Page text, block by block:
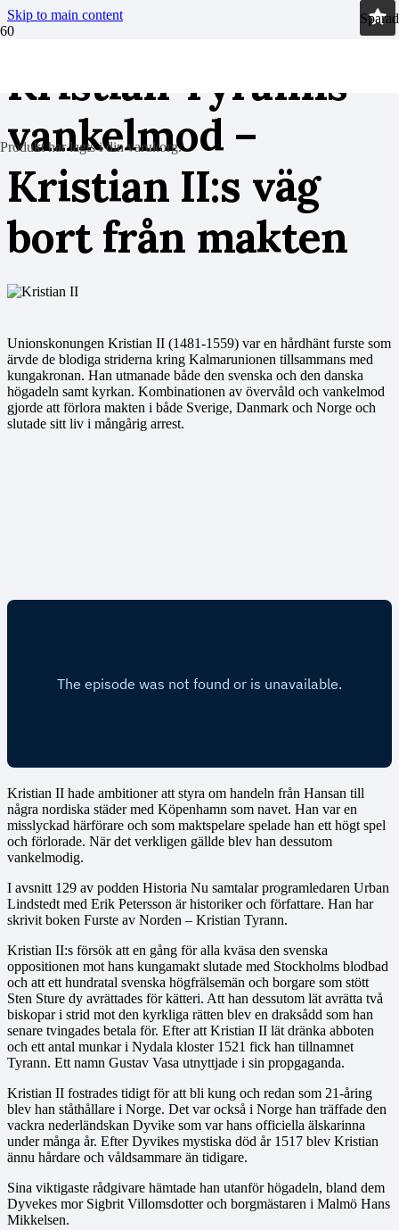
Skip to main content
Produkt har lagts i din varukorg.
Kristian Tyranns
vankelmod –
Kristian II:s väg
bort från makten
Unionskonungen Kristian II (1481-1559) var en hårdhänt furste som
ärvde de blodiga striderna kring Kalmarunionen tillsammans med
kungakronan. Han utmanade både den svenska och den danska
högadeln samt kyrkan. Kombinationen av övervåld och vankelmod
gjorde att förlora makten i både Sverige, Danmark och Norge och
slutade sitt liv i mångårig arrest.
Kristian II hade ambitioner att styra om handeln från Hansan till
några nordiska städer med Köpenhamn som navet. Han var en
misslyckad härförare och som maktspelare spelade han ett högt spel
och förlorade. När det verkligen gällde blev han dessutom
vankelmodig.
I avsnitt 129 av podden Historia Nu samtalar programledaren Urban
Lindstedt med Erik Petersson är historiker och författare. Han har
skrivit boken Furste av Norden – Kristian Tyrann.
Kristian II:s försök att en gång för alla kväsa den svenska
oppositionen mot hans kungamakt slutade med Stockholms blodbad
och att ett hundratal svenska högfrälsemän och borgare som stött
Sten Sture dy avrättades för kätteri. Att han dessutom lät avrätta två
biskopar i strid mot den kyrkliga rätten blev en draksådd som han
senare tvingades betala för. Efter att Kristian II lät dränka abboten
och ett antal munkar i Nydala kloster 1521 fick han tillnamnet
Tyrann. Ett namn Gustav Vasa utnyttjade i sin propgaganda.
Kristian II fostrades tidigt för att bli kung och redan som 21-åring
blev han ståthållare i Norge. Det var också i Norge han träffade den
vackra nederländskan Dyvike som var hans officiella älskarinna
under många år. Efter Dyvikes mystiska död år 1517 blev Kristian
ännu hårdare och våldsammare än tidigare.
Sina viktigaste rådgivare hämtade han utanför högadeln, bland dem
Dyvekes mor Sigbrit Villomsdotter och borgmästaren i Malmö Hans
Mikkelsen.
Sparad